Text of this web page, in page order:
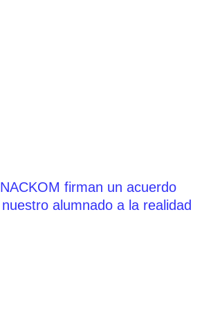
firman un acuerdo
alumnado a la realidad